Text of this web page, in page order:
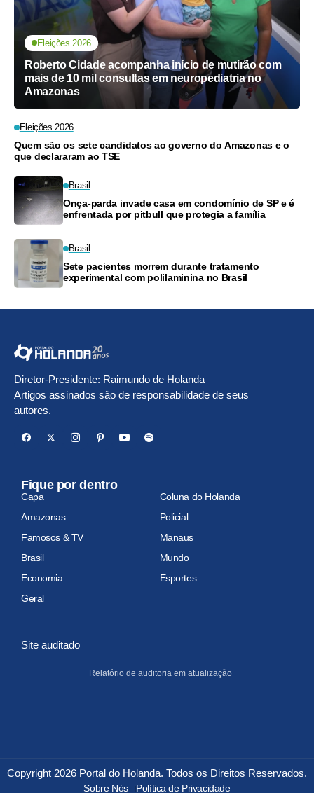
Eleições 2026
Roberto Cidade acompanha início de mutirão com
mais de 10 mil consultas em neuropediatria no
Amazonas
Eleições 2026
Quem são os sete candidatos ao governo do Amazonas e o
que declararam ao TSE
Brasil
Onça-parda invade casa em condomínio de SP e é
enfrentada por pitbull que protegia a família
Brasil
Sete pacientes morrem durante tratamento
experimental com polilaminina no Brasil
Diretor-Presidente: Raimundo de Holanda
Artigos assinados são de responsabilidade de seus
autores.
Fique por dentro
Capa
Coluna do Holanda
Amazonas
Policial
Famosos & TV
Manaus
Brasil
Mundo
Economia
Esportes
Geral
Site auditado
Relatório de auditoria em atualização
Copyright 2026 Portal do Holanda. Todos os Direitos Reservados.
Sobre Nós Política de Privacidade